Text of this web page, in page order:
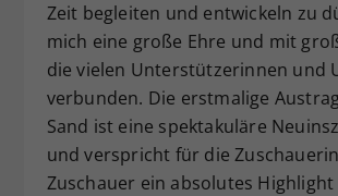
Zeit begleiten und entwickeln zu
mich eine große Ehre und mit
die vielen Unterstützerinnen und
verbunden. Die erstmalige
Sand ist eine spektakuläre
und verspricht für die
Zuschauer ein absolutes